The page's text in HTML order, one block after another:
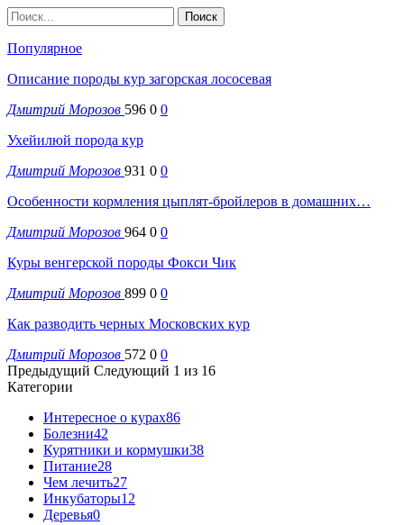
Популярное
Описание породы кур загорская лососевая
Дмитрий Морозов 596 0 0
Ухейилюй порода кур
Дмитрий Морозов 931 0 0
Особенности кормления цыплят-бройлеров в домашних…
Дмитрий Морозов 964 0 0
Куры венгерской породы Фокси Чик
Дмитрий Морозов 899 0 0
Как разводить черных Московских кур
Дмитрий Морозов 572 0 0
Предыдущий Следующий 1 из 16
Категории
Интересное о курах86
Болезни42
Курятники и кормушки38
Питание28
Чем лечить27
Инкубаторы12
Деревья0